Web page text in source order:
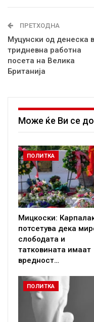
ПРЕТХОДНА
Муцунски од денеска
тридневна работна
посета на Велика
Британија
Може ќе Ви се
ПОЛИТКА
Мицкоски:
потсетува дека
слободата и
татковината имаат
вредност…
ПОЛИТКА